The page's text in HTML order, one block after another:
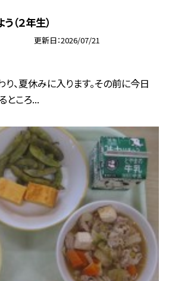
（２年生）
更新日 2026/07/21
、夏休みに入ります。その前に今日
ところ...